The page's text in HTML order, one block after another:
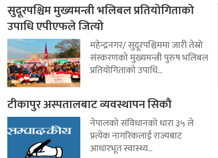
सुदूरपश्चिम मुख्यमन्त्री भलिबल प्रतियोगिताको
उपाधि एपीएफले जित्यो
महेन्द्रनगर/ सुदूरपश्चिममा जारी तेस्रो
संस्करणको मुख्यमन्त्री पुरुष भलिबल
प्रतियोगिताको उपाधि...
टीकापुर अस्पतालबाट व्यवस्थापन सिकौ
नेपालको संविधानको धारा ३५ ले
प्रत्येक नागरिकलाई राज्यबाट
आधारभूत स्वास्थ्य...